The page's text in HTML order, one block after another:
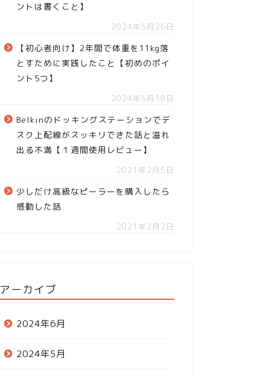
ントは書くこと】
2024年5月26日
【初心者向け】2年間で体重を11kg落
とすために実践したこと【初めのポイ
ント5つ】
2024年5月18日
Belkinのドッキングステーションでデ
スク上配線がスッキリできた話と溢れ
出る不満【１週間使用レビュー】
2021年2月5日
少しだけ高級なピーラーを購入したら
感動した話
2021年2月2日
アーカイブ
2024年6月
2024年5月